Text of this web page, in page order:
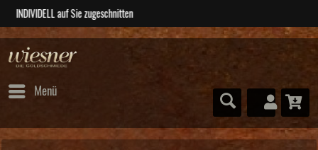
ABSOLUTE Unikate
Menü